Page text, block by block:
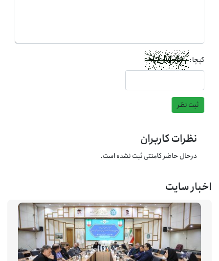
کپچا:
ثبت نظر
نظرات کاربران
درحال حاضر کامنتی ثبت نشده است.
اخبار سایت